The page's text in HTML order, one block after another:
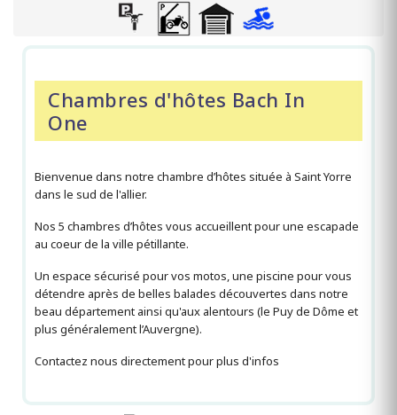
Chambres d'hôtes Bach In
One
Bienvenue dans notre chambre d’hôtes située à Saint Yorre
dans le sud de l'allier.
Nos 5 chambres d’hôtes vous accueillent pour une escapade
au coeur de la ville pétillante.
Un espace sécurisé pour vos motos, une piscine pour vous
détendre après de belles balades découvertes dans notre
beau département ainsi qu'aux alentours (le Puy de Dôme et
plus généralement l’Auvergne).
Contactez nous directement pour plus d'infos